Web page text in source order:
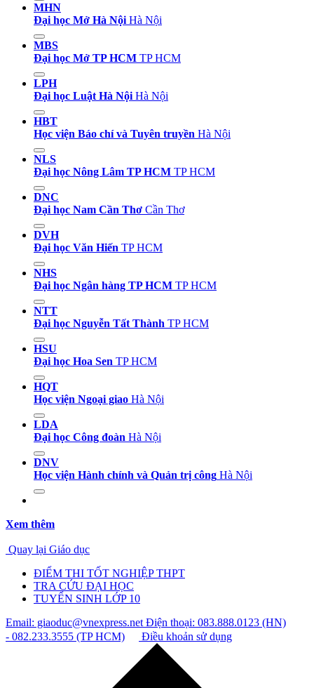
MHN
Đại học Mở Hà Nội Hà Nội
MBS
Đại học Mở TP HCM TP HCM
LPH
Đại học Luật Hà Nội Hà Nội
HBT
Học viện Báo chí và Tuyên truyền Hà Nội
NLS
Đại học Nông Lâm TP HCM TP HCM
DNC
Đại học Nam Cần Thơ Cần Thơ
DVH
Đại học Văn Hiến TP HCM
NHS
Đại học Ngân hàng TP HCM TP HCM
NTT
Đại học Nguyễn Tất Thành TP HCM
HSU
Đại học Hoa Sen TP HCM
HQT
Học viện Ngoại giao Hà Nội
LDA
Đại học Công đoàn Hà Nội
DNV
Học viện Hành chính và Quản trị công Hà Nội
Xem thêm
Quay lại Giáo dục
ĐIỂM THI TỐT NGHIỆP THPT
TRA CỨU ĐẠI HỌC
TUYỂN SINH LỚP 10
Email: giaoduc@vnexpress.net Điện thoại: 083.888.0123 (HN)
- 082.233.3555 (TP HCM)
Điều khoản sử dụng